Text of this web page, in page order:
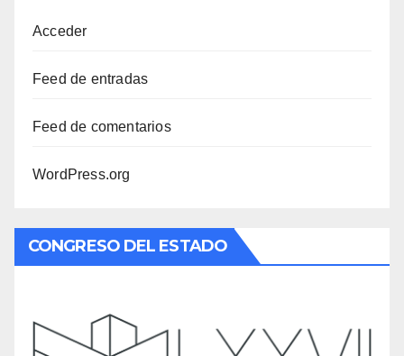
Acceder
Feed de entradas
Feed de comentarios
WordPress.org
CONGRESO DEL ESTADO